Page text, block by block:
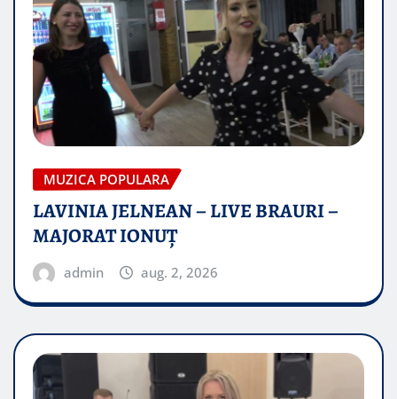
MUZICA POPULARA
LAVINIA JELNEAN – LIVE BRAURI –
MAJORAT IONUŢ
admin aug. 2, 2026